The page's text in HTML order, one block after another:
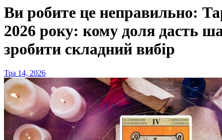
Ви робите це неправильно:
2026 року: кому доля дасть
зробити складний вибір
Тра 14, 2026